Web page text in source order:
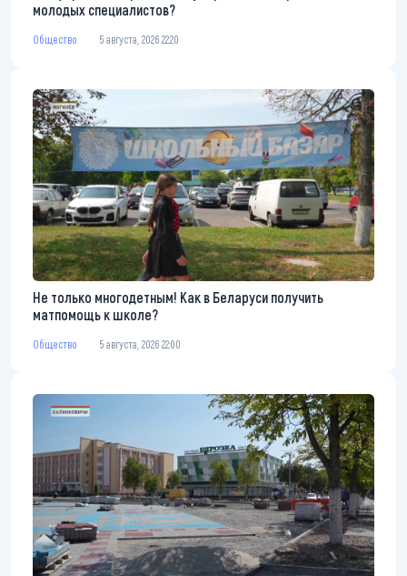
молодых специалистов?
Общество 5 августа, 2026 22:20
Не только многодетным! Как в Беларуси получить
матпомощь к школе?
Общество 5 августа, 2026 22:00